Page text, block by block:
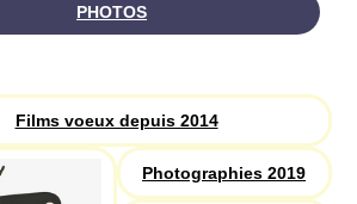
PHOTOS
Films voeux depuis 2014
Photographies 2019